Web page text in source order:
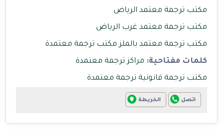
مكتب ترجمة معتمد الرياض
مكتب ترجمة معتمد غرب الرياض
مكتب ترجمة معتمد بالملز مكتب ترجمة معتمدة
كلمات مفتاحية: مراكز ترجمة معتمدة
مكتب ترجمة قانونية ترجمة معتمدة
اتصل الخريطة